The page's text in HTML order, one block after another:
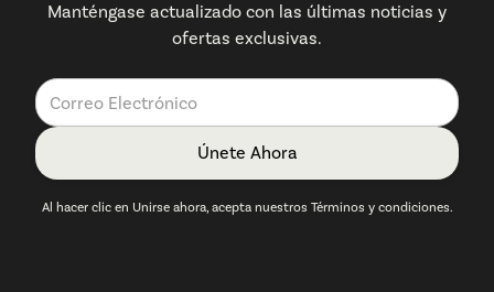
Manténgase actualizado con las últimas noticias y
ofertas exclusivas.
Al hacer clic en Unirse ahora, acepta nuestros Términos y condiciones.